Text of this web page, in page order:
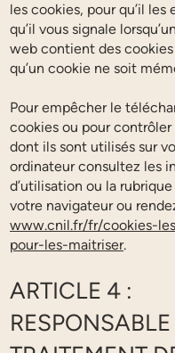
les cookies, pour qu’il les
qu’il vous signale
web contient des
qu’un cookie ne soit
Pour empêcher le
cookies ou pour contrôler
dont ils sont utilisés sur
ordinateur consultez les
d’utilisation ou la rubrique
votre navigateur ou
www.cnil.fr/fr/cookies-
pour-les-maitriser.
ARTICLE 4 :